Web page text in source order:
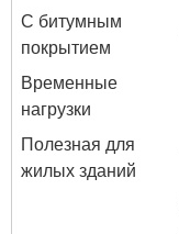
С битумным
покрытием
Временные
нагрузки
Полезная для
жилых зданий